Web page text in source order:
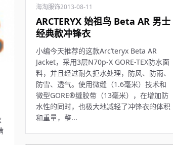
海淘服饰2013-08-11
ARCTERYX 始祖鸟 Beta AR 男士
经典款冲锋衣
小编今天推荐的这款Arc’teryx Beta AR
Jacket，采用3层N70p-X GORE-TEX防水面
料，并且经过耐久拒水处理，防风、防雨、
防雪、透气。使用微缝（1.6毫米）技术和
微型GORE®缝胶带（13毫米），在增加防
水性的同时，也极大地减轻了冲锋衣的体积
和重量，整...